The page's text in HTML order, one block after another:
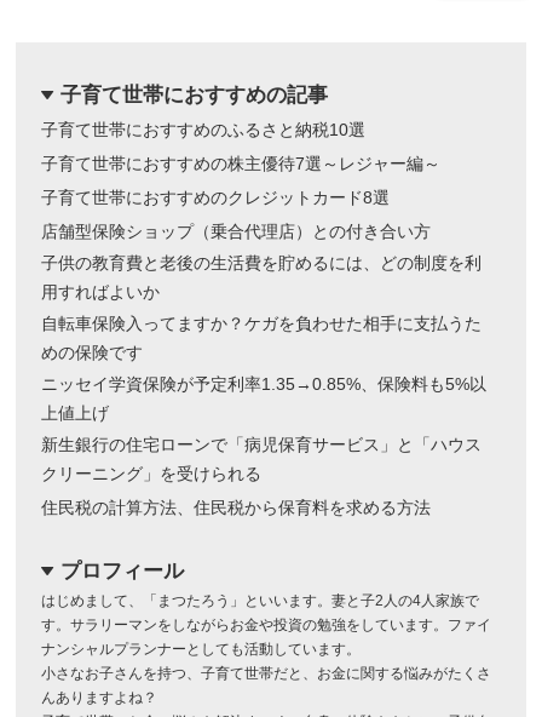
dropdown 子育て世帯におすすめの記事
子育て世帯におすすめのふるさと納税10選
子育て世帯におすすめの株主優待7選～レジャー編～
子育て世帯におすすめのクレジットカード8選
店舗型保険ショップ（乗合代理店）との付き合い方
子供の教育費と老後の生活費を貯めるには、どの制度を利
用すればよいか
自転車保険入ってますか？ケガを負わせた相手に支払うた
めの保険です
ニッセイ学資保険が予定利率1.35→0.85%、保険料も5%以
上値上げ
新生銀行の住宅ローンで「病児保育サービス」と「ハウス
クリーニング」を受けられる
住民税の計算方法、住民税から保育料を求める方法
dropdown プロフィール
はじめまして、「まつたろう」といいます。妻と子2人の4人家族で
す。サラリーマンをしながらお金や投資の勉強をしています。ファイ
ナンシャルプランナーとしても活動しています。
小さなお子さんを持つ、子育て世帯だと、お金に関する悩みがたくさ
んありますよね？